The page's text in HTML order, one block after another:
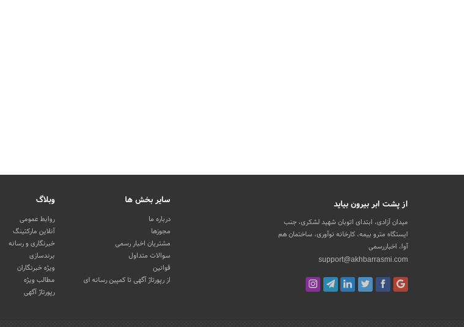
از پشت ابر بیرون بیاید
میدان آزادی، ابتدای اتوبان شهید لشکری، جنب
ایستگاه مترو بیمه، کارخانه نوآوری، ساختمان هم
آوا، اخباررسمی
support@akhbarrasmi.com
سایر بخش ها
درباره ما
مجوزها
مشتریان اخبار رسمی
سوالات متداول
قوانین
از رپورتاژ آگهی تا کمپین رسانه ای
وبلاگ
روابط عمومی
آنلاین مارکتینگ
خبرنگاری و رسانه
برندسازی
ویژه خبرنگاران
مطالب ویژه
رپورتاژ آگهی